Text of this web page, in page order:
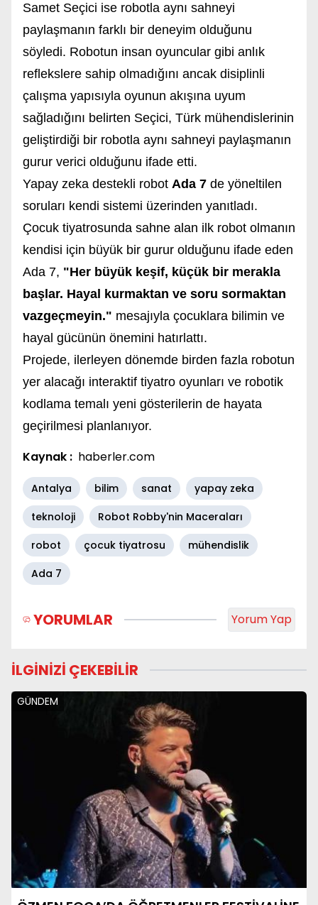
Samet Seçici ise robotla aynı sahneyi
paylaşmanın farklı bir deneyim olduğunu
söyledi. Robotun insan oyuncular gibi anlık
reflekslere sahip olmadığını ancak disiplinli
çalışma yapısıyla oyunun akışına uyum
sağladığını belirten Seçici, Türk mühendislerinin
geliştirdiği bir robotla aynı sahneyi paylaşmanın
gurur verici olduğunu ifade etti.
Yapay zeka destekli robot Ada 7 de yöneltilen
soruları kendi sistemi üzerinden yanıtladı.
Çocuk tiyatrosunda sahne alan ilk robot olmanın
kendisi için büyük bir gurur olduğunu ifade eden
Ada 7, "Her büyük keşif, küçük bir merakla
başlar. Hayal kurmaktan ve soru sormaktan
vazgeçmeyin." mesajıyla çocuklara bilimin ve
hayal gücünün önemini hatırlattı.
Projede, ilerleyen dönemde birden fazla robotun
yer alacağı interaktif tiyatro oyunları ve robotik
kodlama temalı yeni gösterilerin de hayata
geçirilmesi planlanıyor.
Kaynak : haberler.com
Antalya bilim sanat
yapay zeka
teknoloji
Robot Robby'nin Maceraları
robot
çocuk tiyatrosu
mühendislik
Ada 7
YORUMLAR Yorum Yap
İLGİNİZİ ÇEKEBİLİR
GÜNDEM